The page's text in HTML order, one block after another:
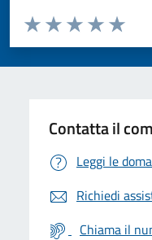
Valuta da 1 a 5 stelle la
Valuta
Valuta 4
Valuta 3 stelle
Valuta 2 stelle su 5
Valuta 1 stelle su 5
Contatta il
Leggi le
Richiedi
Chiama il